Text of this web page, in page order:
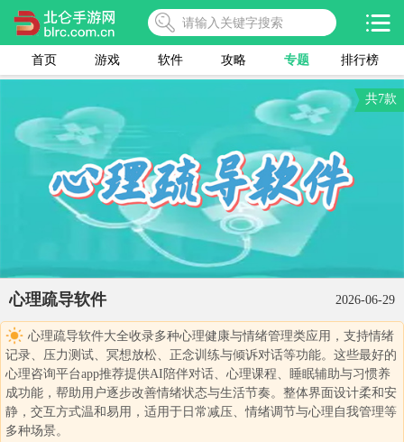
首页 游戏 软件 攻略 专题 排行榜
共7款
心理疏导软件 2026-06-29
心理疏导软件大全收录多种心理健康与情绪管理类应用，支持情绪
记录、压力测试、冥想放松、正念训练与倾诉对话等功能。这些最好的
心理咨询平台app推荐提供AI陪伴对话、心理课程、睡眠辅助与习惯养
成功能，帮助用户逐步改善情绪状态与生活节奏。整体界面设计柔和安
静，交互方式温和易用，适用于日常减压、情绪调节与心理自我管理等
多种场景。